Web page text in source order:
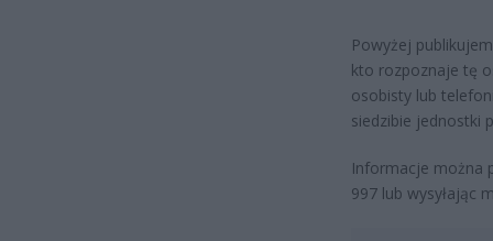
Powyżej
kto rozpoznaje tę
osobisty lub
siedzibie jednostki
Informacje można
997 lub wysyłając